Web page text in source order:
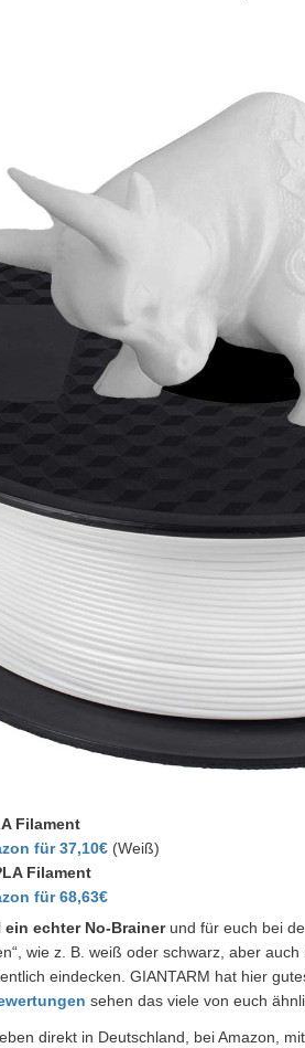
Filament
für 37,10€ (Weiß)
Filament
für 68,63€
ein echter No-Brainerund für euch bei
wie z. B. weiß oder schwarz, aber
eindecken. GIANTARM hat hier
sehen das viele von euch
direkt in Deutschland, bei Amazon,